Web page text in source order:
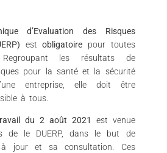
d’Evaluation des Risques
estobligatoire pour toutes
Regroupant les résultats de
pour la santé et la sécurité
entreprise, elle doit être
à tous.
du 2 août 2021
est venue
de le DUERP, dans le but de
jour et sa consultation. Ces